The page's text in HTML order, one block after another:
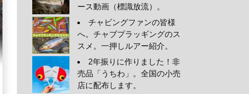
ース動画（標識放流）。
チャビングファンの皆様
へ。チャブプラッギングのス
スメ。一押しルアー紹介。
2年振りに作りました！非
売品「うちわ」。全国の小売
店に配布します。